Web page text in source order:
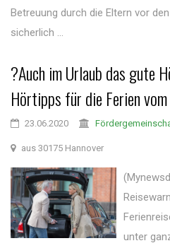
Betreuung durch die Eltern vor
sicherlich ...
?Auch im Urlaub das gute
Hörtipps für die Ferien
23.06.2020
aus 30175 Hannover
unter